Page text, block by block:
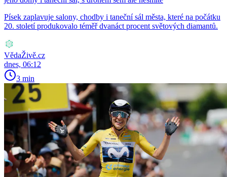
Písek zaplavuje salony, chodby i taneční sál města, které na počátku
20. století produkovalo téměř dvanáct procent světových diamantů.
VědaŽivě.cz
dnes, 06:12
3 min